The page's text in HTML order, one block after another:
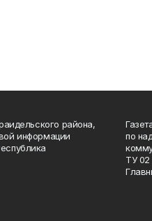
района,
информации
по
ТУ 02